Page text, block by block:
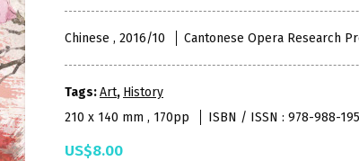
Chinese , 2016/10 Cantonese Opera Research
Tags:Art, History
210 x 140 mm , 170pp
ISBN / ISSN : 978-988-
US$8.00